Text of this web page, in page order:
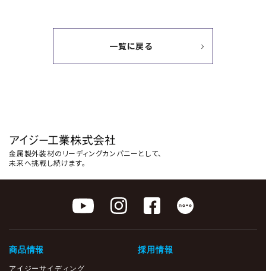
一覧に戻る
金属製外装材のリーディングカンパニーとして、
未来へ挑戦し続けます。
商品情報
アイジーサイディング
採用情報